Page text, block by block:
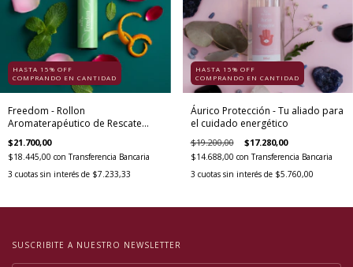
HASTA 15% OFF
COMPRANDO EN CANTIDAD
Freedom - Rollon
Aromaterapéutico de Rescate
$21.700,00
$18.445,00 con Transferencia Bancaria
3 cuotas sin interés de $7.233,33
HASTA 15% OFF
COMPRANDO EN CANTIDAD
Áurico Protección - Tu aliado para
el cuidado energético
$19.200,00 $17.280,00
$14.688,00 con Transferencia Bancaria
3 cuotas sin interés de $5.760,00
SUSCRIBITE A NUESTRO NEWSLETTER